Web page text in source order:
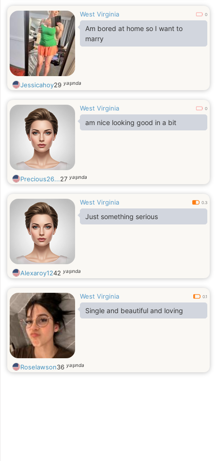
create around me the life and the
things that I want and the things in
life we would want together� I want
to continuously grow as a person
West Virginia 0
Am bored at home so I want to
marry
Jessicahoy29 yaşında
West Virginia 0
am nice looking good in a bit
Precious26...27 yaşında
West Virginia 0.3
Just something serious
Alexaroy1242 yaşında
West Virginia 0.1
Single and beautiful and loving
Roselawson36 yaşında